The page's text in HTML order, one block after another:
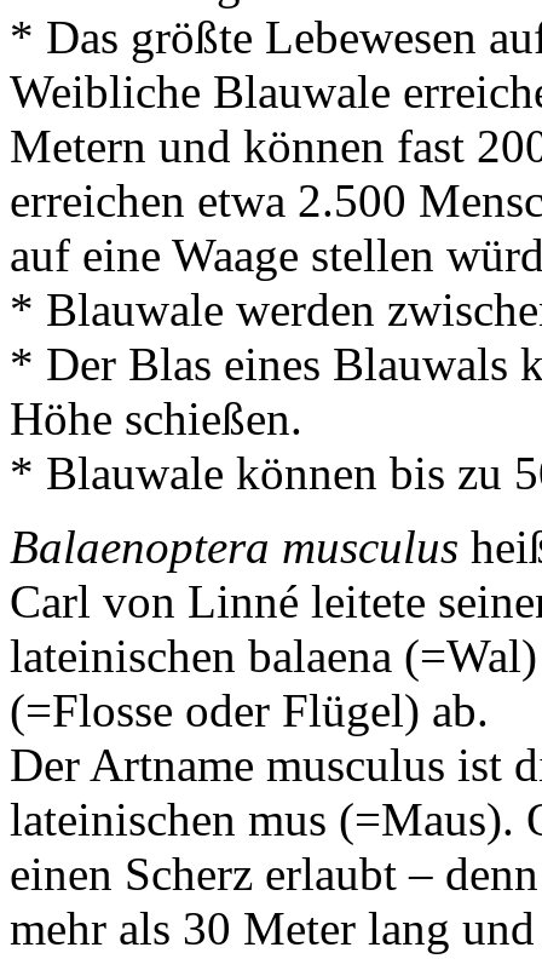
* Das größte Lebewesen
Weibliche Blauwale
Metern und können fast
erreichen etwa 2.500
auf eine Waage stellen
* Blauwale werden
* Der Blas eines Blauwals
Höhe schießen.
* Blauwale können bis zu
Balaenoptera musculus
Carl von Linné leitete
lateinischen balaena
(=Flosse oder Flügel) ab.
Der Artname musculus ist
lateinischen mus
einen Scherz erlaubt –
mehr als 30 Meter lang